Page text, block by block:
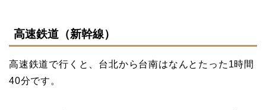
高速鉄道（新幹線）
高速鉄道で行くと、台北から台南はなんとたった1時間
40分です。